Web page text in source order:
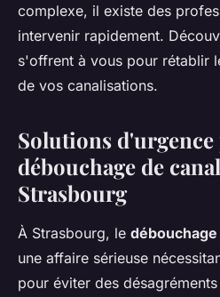
complexe, il existe des
intervenir rapidement.
s'offrent à vous pour rétablir
de vos canalisations.
Solutions
débouchage de
Strasbourg
À Strasbourg, le
une affaire sérieuse
pour éviter des